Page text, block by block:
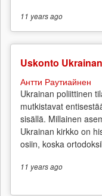
11 yearsago
Uskonto
Антти Раутиайнен
Ukrainan poliittinen
mutkistavat
sisällä. Millainen
Ukrainan kirkko on
osiin, koska
11 yearsago